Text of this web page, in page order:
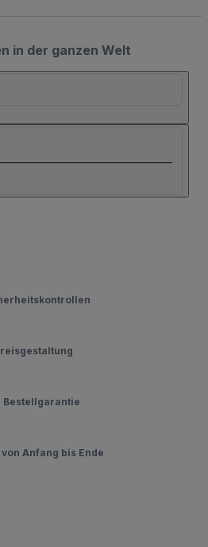
in der ganzen Welt
Anfang bis Ende